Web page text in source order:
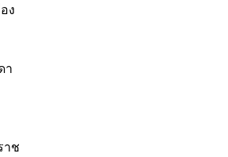
ง
า
าช